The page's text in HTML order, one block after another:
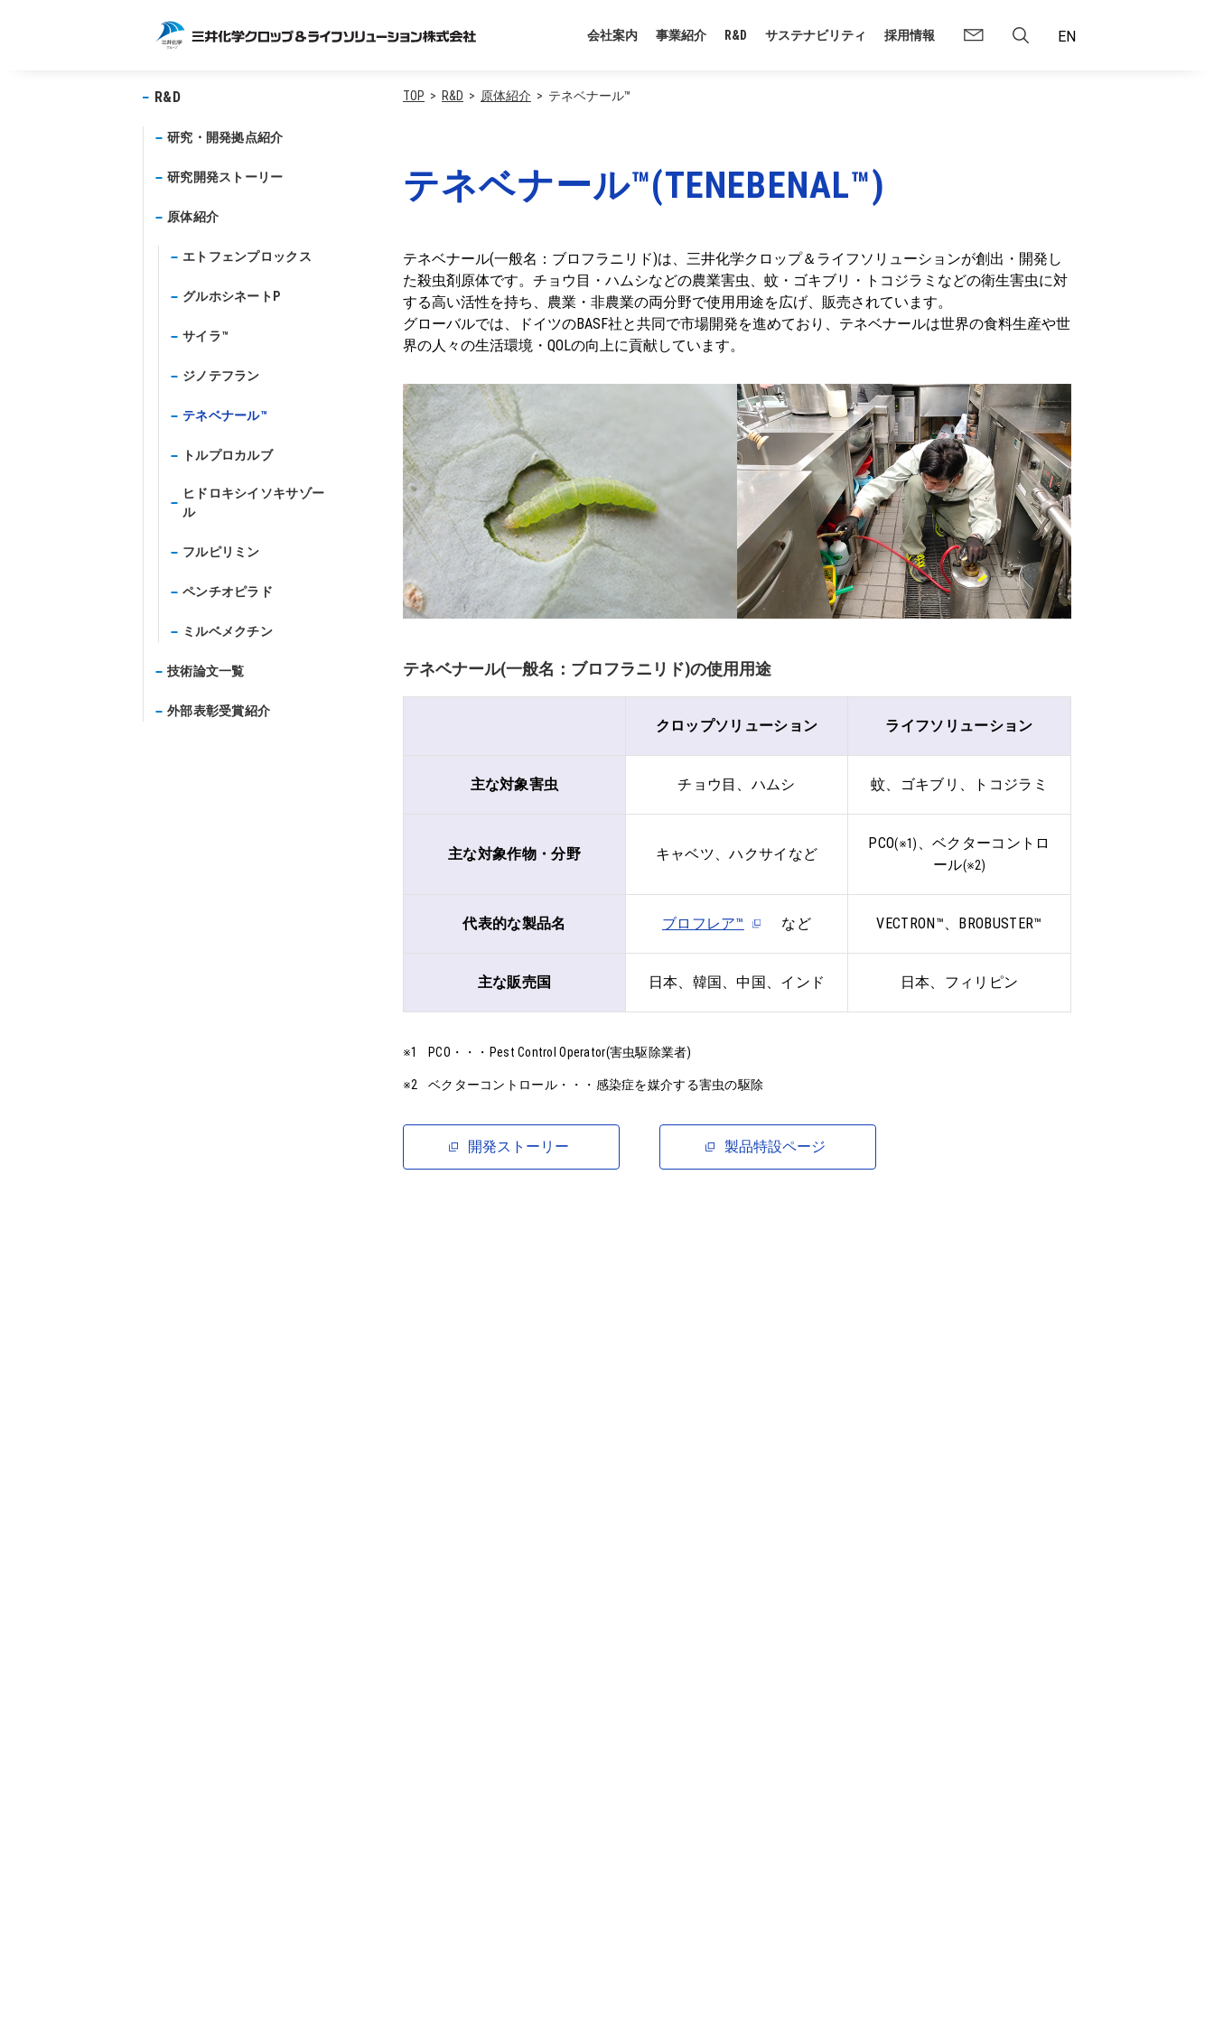
会社案内 事業紹介 R&D サステナビリティ 採用情報
R&D
研究・開発拠点紹介
研究開発ストーリー
原体紹介
エトフェンプロックス
グルホシネートP
サイラ™
ジノテフラン
テネベナール™
トルプロカルブ
ヒドロキシイソキサゾー
ル
フルピリミン
ペンチオピラド
ミルベメクチン
技術論文一覧
外部表彰受賞紹介
TOP R&D 原体紹介 テネベナール™
テネベナール™(TENEBENAL™)
テネベナール(一般名：ブロフラニリド)は、三井化学クロップ＆ライフソリューションが創出・開発し
た殺虫剤原体です。チョウ目・ハムシなどの農業害虫、蚊・ゴキブリ・トコジラミなどの衛生害虫に対
する高い活性を持ち、農業・非農業の両分野で使用用途を広げ、販売されています。
グローバルでは、ドイツのBASF社と共同で市場開発を進めており、テネベナールは世界の食料生産や世
界の人々の生活環境・QOLの向上に貢献しています。
テネベナール(一般名：ブロフラニリド)の使用用途
クロップソリューション ライフソリューション
主な対象害虫 チョウ目、ハムシ 蚊、ゴキブリ、トコジラミ
主な対象作物・分野 キャベツ、ハクサイなど
PCO(※1) 、ベクターコントロ
ール(※2)
代表的な製品名 ブロフレア™ など VECTRON™、BROBUSTER™
主な販売国 日本、韓国、中国、インド 日本、フィリピン
PCO・・・Pest Control Operator(害虫駆除業者)
ベクターコントロール・・・感染症を媒介する害虫の駆除
開発ストーリー 製品特設ページ